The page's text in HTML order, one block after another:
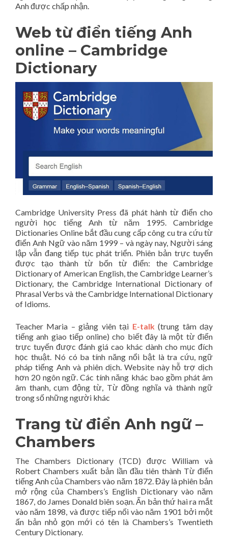
Anh được chấp nhận.
Web từ điển tiếng Anh
online – Cambridge
Dictionary
Cambridge University Press đã phát hành từ điển cho
người học tiếng Anh từ năm 1995. Cambridge
Dictionaries Online bắt đầu cung cấp công cu tra cứu từ
điển Anh Ngữ vào năm 1999 – và ngày nay, Người sáng
lập vẫn đang tiếp tục phát triển. Phiên bản trực tuyến
được tạo thành từ bốn từ điển: the Cambridge
Dictionary of American English, the Cambridge Learner’s
Dictionary, the Cambridge International Dictionary of
Phrasal Verbs và the Cambridge International Dictionary
of Idioms.
Teacher Maria – giảng viên tại E-talk (trung tâm dạy
tiếng anh giao tiếp online) cho biết đây là một từ điển
trực tuyến được đánh giá cao khác dành cho mục đích
học thuật. Nó có ba tính năng nổi bật là tra cứu, ngữ
pháp tiếng Anh và phiên dịch. Website này hỗ trợ dịch
hơn 20 ngôn ngữ. Các tính năng khác bao gồm phát âm
âm thanh, cụm động từ, Từ đồng nghĩa và thành ngữ
trong số những người khác
Trang từ điển Anh ngữ –
Chambers
The Chambers Dictionary (TCD) được William và
Robert Chambers xuất bản lần đầu tiên thành Từ điển
tiếng Anh của Chambers vào năm 1872. Đây là phiên bản
mở rộng của Chambers’s English Dictionary vào năm
1867, do James Donald biên soạn. Ấn bản thứ hai ra mắt
vào năm 1898, và được tiếp nối vào năm 1901 bởi một
ấn bản nhỏ gọn mới có tên là Chambers’s Twentieth
Century Dictionary.